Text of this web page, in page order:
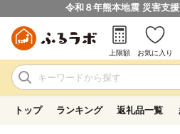
令和８年熊本地震 災害支
上限額 お気に入り
トップ ランキング 返礼品一覧